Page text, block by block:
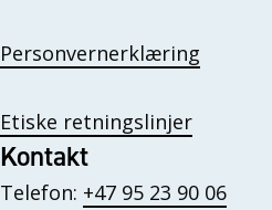
Personvernerklæring
Etiske retningslinjer
Kontakt
Telefon: +47 95 23 90 06